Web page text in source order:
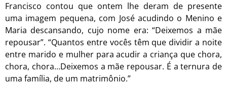
Francisco contou que ontem lhe deram de presente
uma imagem pequena, com José acudindo o Menino e
Maria descansando, cujo nome era: “Deixemos a mãe
repousar”. “Quantos entre vocês têm que dividir a noite
entre marido e mulher para acudir a criança que chora,
chora, chora…Deixemos a mãe repousar. É a ternura de
uma família, de um matrimônio.”